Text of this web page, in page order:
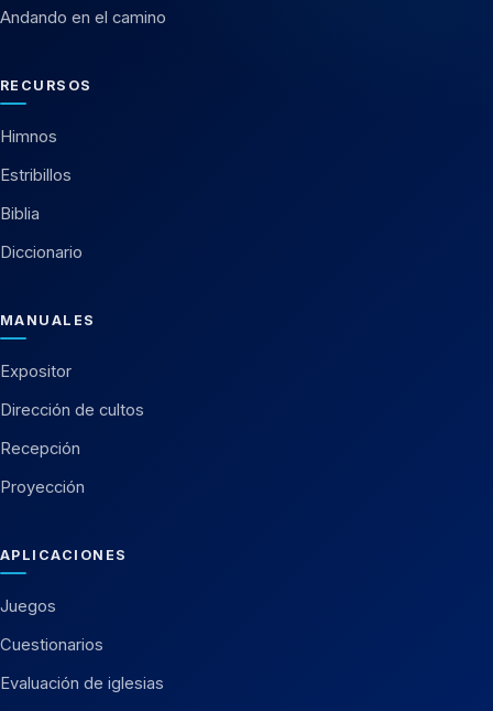
Andando en el camino
RECURSOS
Himnos
Estribillos
Biblia
Diccionario
MANUALES
Expositor
Dirección de cultos
Recepción
Proyección
APLICACIONES
Juegos
Cuestionarios
Evaluación de iglesias